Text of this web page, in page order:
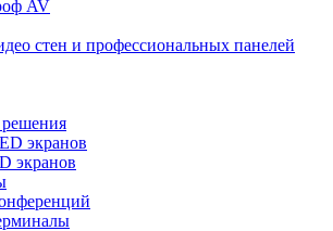
AV
стен и профессиональных панелей
экранов
экранов